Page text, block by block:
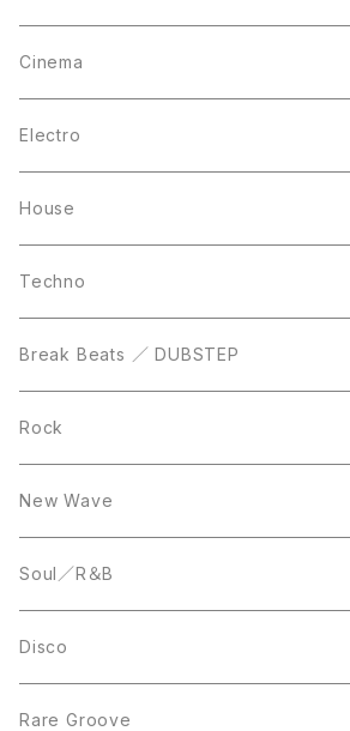
12inch
10inch
Casette Tape
12inch
CD
12inch
LP
Cinema
LP
12inch
DVD
Electro
12inch
LP
House
LP
12inch
10inch
Techno
12inch
LP
Break Beats ／ DUBSTEP
12inch
LP
Rock
12inch
LP
New Wave
12inch
LP
Soul／R＆B
LP
12inch
Disco
7inch
Rare Groove